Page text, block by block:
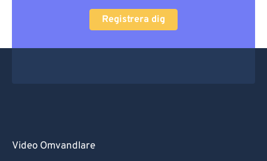
Registrera dig
Video Omvandlare